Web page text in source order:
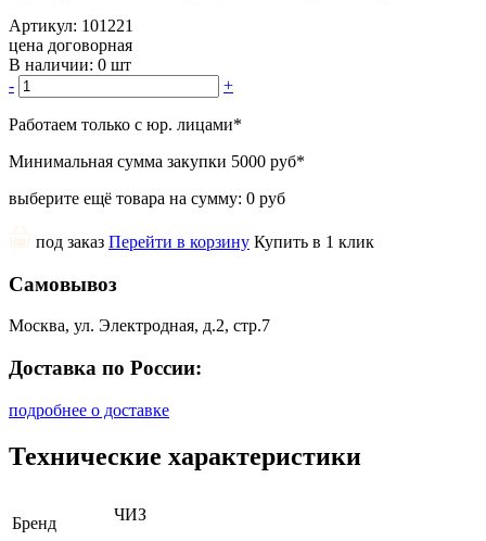
Артикул: 101221
цена договорная
В наличии: 0 шт
-
+
Работаем только с юр. лицами*
Минимальная сумма закупки 5000 руб*
выберите ещё товара на сумму: 0 руб
под заказ Перейти в корзину Купить в 1 клик
Самовывоз
Москва, ул. Электродная, д.2, стр.7
Доставка по России:
подробнее о доставке
Технические характеристики
Бренд ЧИЗ